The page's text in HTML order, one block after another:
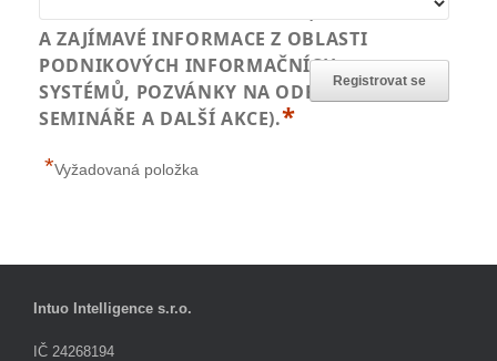
A ZAJÍMAVÉ INFORMACE Z OBLASTI
PODNIKOVÝCH INFORMAČNÍCH
SYSTÉMŮ, POZVÁNKY NA ODBORNÉ
SEMINÁŘE A DALŠÍ AKCE).*
*Vyžadovaná položka
Intuo Intelligence s.r.o.
IČ 24268194